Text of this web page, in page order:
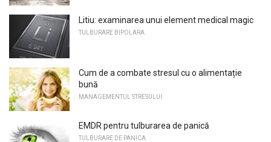
Litiu: examinarea unui element medical magic
TULBURARE BIPOLARA
Cum de a combate stresul cu o alimentație
bună
MANAGEMENTUL STRESULUI
EMDR pentru tulburarea de panică
TULBURARE DE PANICA